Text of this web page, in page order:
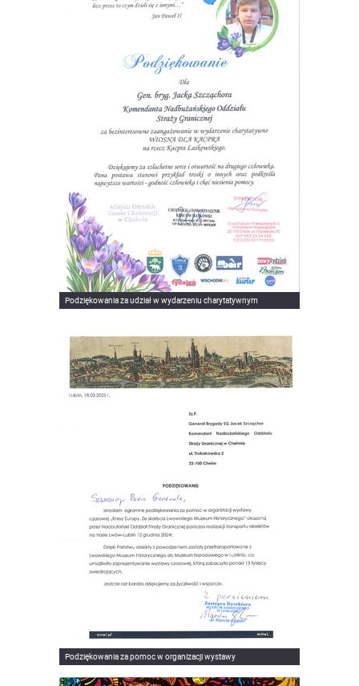
Podziękowania za udział w wydarzeniu charytatywnym
Podziękowania za pomoc w organizacji wystawy